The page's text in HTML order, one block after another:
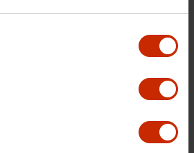
110 pk
Cool white pearl metallic